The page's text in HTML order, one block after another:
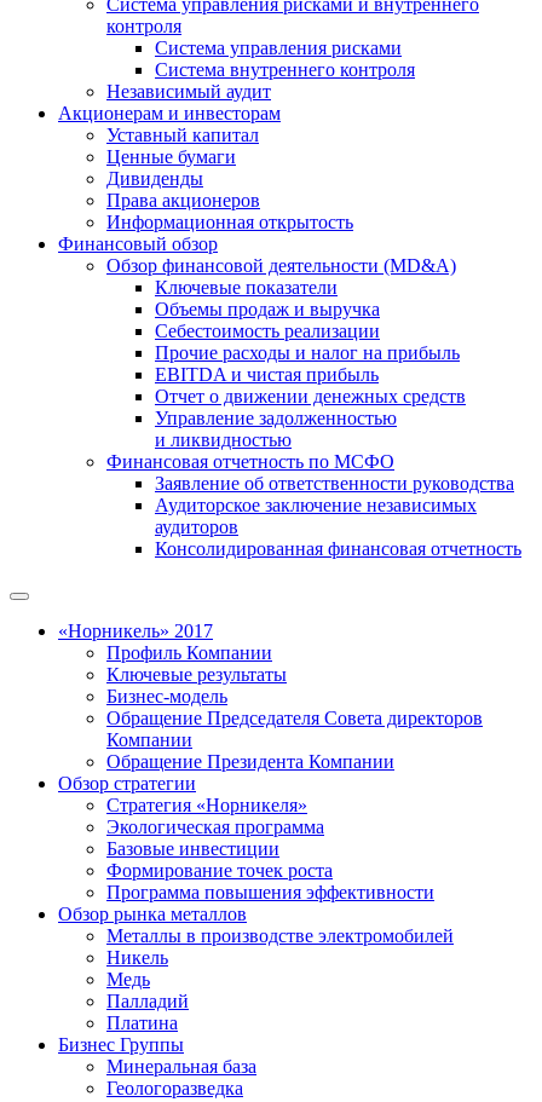
Система управления рисками и внутреннего
контроля
Система управления рисками
Система внутреннего контроля
Независимый аудит
Акционерам и инвесторам
Уставный капитал
Ценные бумаги
Дивиденды
Права акционеров
Информационная открытость
Финансовый обзор
Обзор финансовой деятельности (MD&A)
Ключевые показатели
Объемы продаж и выручка
Себестоимость реализации
Прочие расходы и налог на прибыль
EBITDA и чистая прибыль
Отчет о движении денежных средств
Управление задолженностью
и ликвидностью
Финансовая отчетность по МСФО
Заявление об ответственности руководства
Аудиторское заключение независимых
аудиторов
Консолидированная финансовая отчетность
«Норникель» 2017
Профиль Компании
Ключевые результаты
Бизнес-модель
Обращение Председателя Совета директоров
Компании
Обращение Президента Компании
Обзор стратегии
Стратегия «Норникеля»
Экологическая программа
Базовые инвестиции
Формирование точек роста
Программа повышения эффективности
Обзор рынка металлов
Металлы в производстве электромобилей
Никель
Медь
Палладий
Платина
Бизнес Группы
Минеральная база
Геологоразведка